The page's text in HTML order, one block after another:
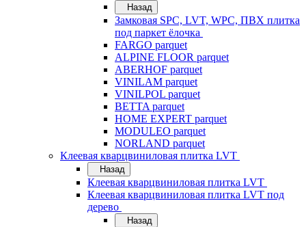
Назад
Замковая SPC, LVT, WPC, ПВХ плитка
под паркет ёлочка
FARGO parquet
ALPINE FLOOR parquet
ABERHOF parquet
VINILAM parquet
VINILPOL parquet
BETTA parquet
HOME EXPERT parquet
MODULEO parquet
NORLAND parquet
Клеевая кварцвиниловая плитка LVT
Назад
Клеевая кварцвиниловая плитка LVT
Клеевая кварцвиниловая плитка LVT под
дерево
Назад